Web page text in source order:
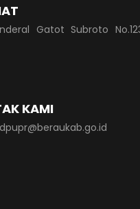
Gatot Subroto
KAMI